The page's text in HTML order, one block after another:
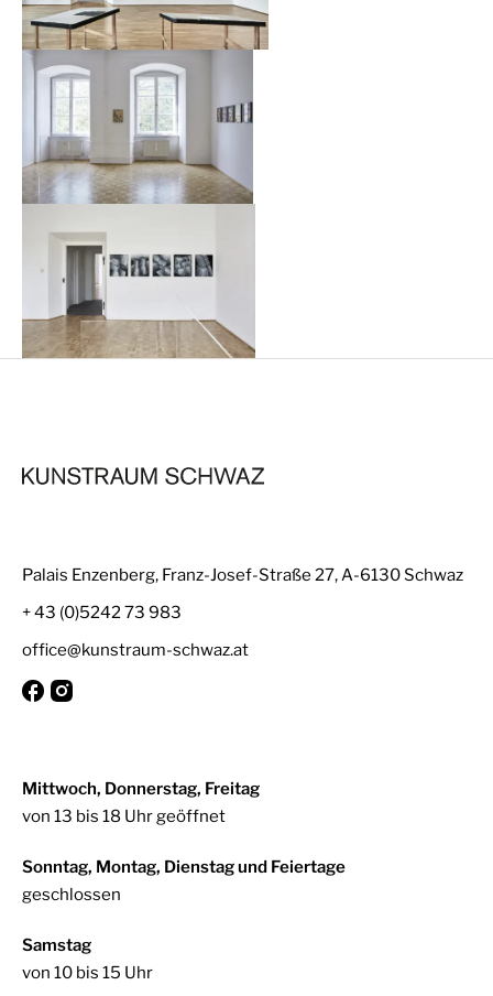
Palais Enzenberg, Franz-Josef-Straße 27, A-6130 Schwaz
+ 43 (0)5242 73 983
office@kunstraum-schwaz.at
Mittwoch, Donnerstag, Freitag
von 13 bis 18 Uhr geöffnet
Sonntag, Montag, Dienstag und Feiertage
geschlossen
Samstag
von 10 bis 15 Uhr